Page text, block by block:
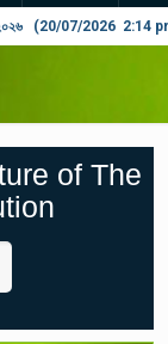
– ২০২৬ (20/07/2026 2:14
of The